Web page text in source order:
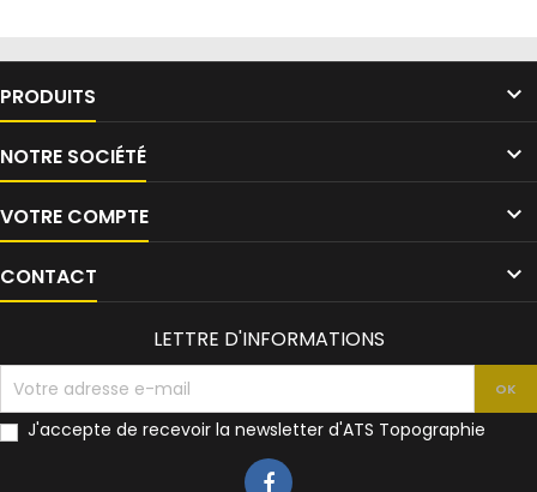
PRODUITS 
NOTRE SOCIÉTÉ 
VOTRE COMPTE 
CONTACT 
LETTRE D'INFORMATIONS
J'accepte de recevoir la newsletter d'ATS Topographie